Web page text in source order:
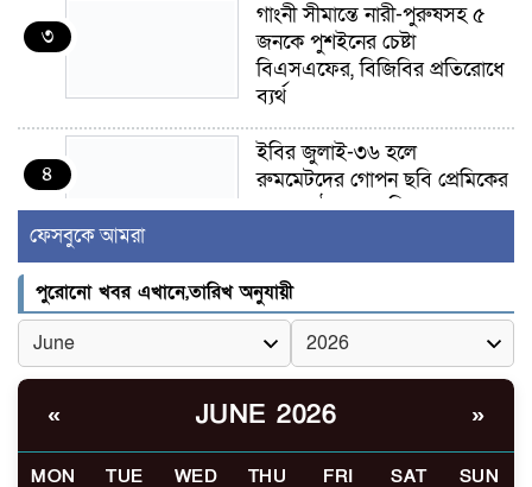
৩
গাংনী সীমান্তে নারী-পুরুষসহ ৫
জনকে পুশইনের চেষ্টা
বিএসএফের, বিজিবির প্রতিরোধে
ব্যর্থ
৪
ইবির জুলাই-৩৬ হলে
রুমমেটদের গোপন ছবি প্রেমিকের
কাছে পাঠানোর অভিযোগ, ক্ষোভ
৫
র‍্যাব বিলুপ্ত হয়ে এসআরবি,
থাকছে নাগরিক অভিযোগের নতুন
ব্যবস্থা
৬
খোকসায় বিএনপি নেতা নাফিজ
গুরুতর আহত
ফেসবুকে আমরা
পুরোনো খবর এখানে,তারিখ অনুযায়ী
« JUNE 2026 »
MON TUE WED THU FRI SAT SUN